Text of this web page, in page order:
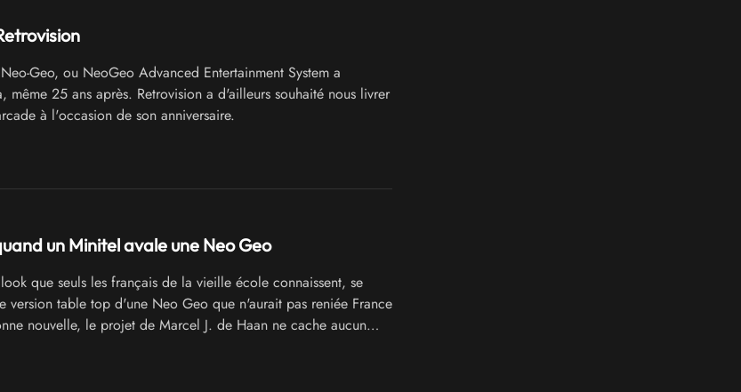
Geo, ou NeoGeo Advanced Entertainment System a
même 25 ans après. Retrovision a d'ailleurs souhaité nous livrer
à l'occasion de son anniversaire.
un Minitel avale une Neo Geo
que seuls les français de la vieille école connaissent, se
version table top d'une Neo Geo que n'aurait pas reniée France
nouvelle, le projet de Marcel J. de Haan ne cache aucun